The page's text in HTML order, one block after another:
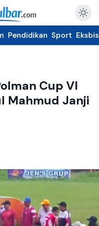
Pendidikan Sport Eksbis
Cup VI
Mahmud Janji